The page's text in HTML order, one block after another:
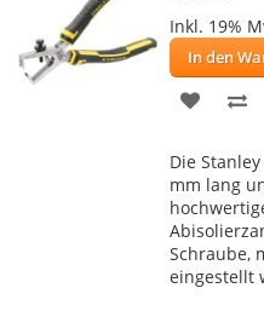
Inkl. 19%
In den
ZUR
Die
mm lang
Schraube,
eingestellt